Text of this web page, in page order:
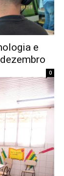
e
0